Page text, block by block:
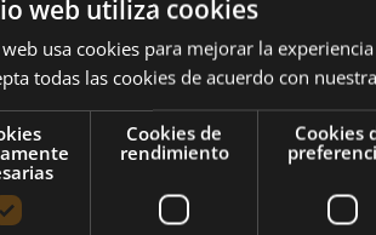
Full
siempre
web utiliza cookies
web usa cookies para mejorar la
todas las cookies de acuerdo con
Cookies de
rendimiento
Cookies